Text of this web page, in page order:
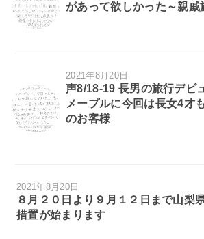
があって欲しかった～親戚
2021年8月20日
声8/18-19 長男の旅行デビ
メープルに今回は長女4才
のお客様
2021年8月20日
８月２０日より９月１２日まで山梨
措置が始まります